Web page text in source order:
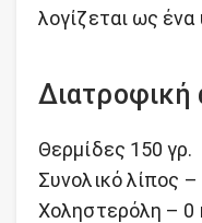
λογίζεται ως ένα
Διατροφική
Θερμίδες 150 γρ.
Συνολικό λίπος –
Χοληστερόλη – 0